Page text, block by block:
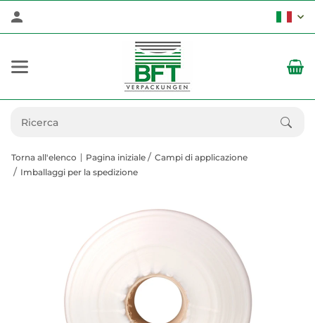
Torna all'elenco Pagina iniziale
Campi di applicazione
Imballaggi per la spedizione